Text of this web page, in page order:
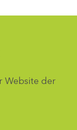
Website der